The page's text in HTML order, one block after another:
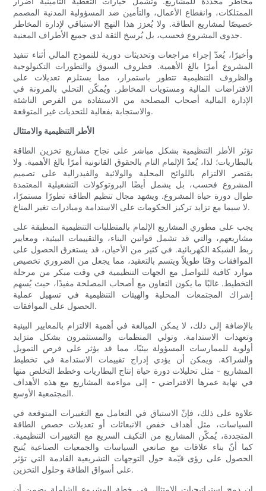
الممتلكات، وانقطاع الأعمال، والتأمين ضد المسؤولية المدنية المصمم
خصيصًا لمشاريع الطاقة. ولا يُعزز هذا النهج الاستباقي لإدارة المخاطر
جدوى المشروع فحسب، بل يُرسخ الثقة لدى جميع الأطراف المعنية.
وأخيرًا، يُعدّ إجراء مراجعات وتحديثات دورية للنموذج المالي أثناء تنفيذ
المشروع أمرًا بالغ الأهمية. فظروف السوق والتطورات التكنولوجية
والظروف التنظيمية تتطور باستمرار، مما يستلزم تعديلات على
الافتراضات المالية ومستويات المخاطر. ويُمكّن التحلي بالمرونة في
الإدارة المالية أصحاب المصلحة من الاستفادة من الفرص الناشئة
والاستجابة بفعالية للتحديات غير المتوقعة.
الأطر التنظيمية والامتثال
تؤثر الأطر التنظيمية بشكل مباشر على نجاح مشاريع تخزين الطاقة
بالبطاريات؛ لذا، يُعدّ الإلمام التام بالحقوق القانونية أمرًا بالغ الأهمية. ولا
يقتصر الالتزام باللوائح المحلية والولائية والفيدرالية على تصميم
المشروع فحسب، بل يشمل أيضًا البروتوكولات التشغيلية المعتمدة
طوال دورة حياة المشروع. ويشهد مجال تنظيم الطاقة تطورًا مستمرًا،
لا سيما مع تزايد تركيز الحكومات على الاستدامة ومبادرات تغير المناخ.
يجب على مطوري المشاريع الإلمام بالمتطلبات التنظيمية المطبقة على
مشاريعهم، والتي قد تشمل قوانين البناء، والتقييمات البيئية، ومعايير
ربط الشبكة الكهربائية. في كثير من الأحيان، قد يستغرق الحصول على
الموافقات وقتًا طويلاً ويتسم بالتعقيد، مما يجعل من الضروري تخصيص
موارد كافية للتواصل مع الجهات التنظيمية في وقت مبكر من مرحلة
التخطيط. غالبًا ما يكون التعاون مع أصحاب المصلحة مفيدًا، حيث يُسهم
إشراك المجتمعات المحلية والهيئات التنظيمية في تسهيل عملية
الحصول على الموافقات.
بالإضافة إلى ذلك، لا يمكن المبالغة في أهمية الالتزام بالمعايير البيئية
وتعهدات الاستدامة. وتولي المنظمات والمستثمرون بشكل متزايد
أولوية للممارسات المسؤولة بيئيًا، مما قد يؤثر على فرص التمويل
والشراكة. ويمكن أن يؤدي إدراج تقييمات الاستدامة في تخطيط
المشاريع - مثل تحليلات دورة حياة إنتاج البطاريات وخطط التخلص منها
في نهاية عمرها الافتراضي - إلى مواءمة المشاريع مع هذه الأهداف
المجتمعية الأوسع.
علاوة على ذلك، فإنّ الاستباق في التعامل مع التغييرات المتوقعة في
السياسات، مثل أهداف خفض الانبعاثات أو تعديلات حصص الطاقة
المتجددة، يُمكّن المشاريع من التكيف السريع مع التغييرات التنظيمية.
كما أنّ بناء علاقات مع صانعي السياسات والجمعيات الصناعية يُتيح
الحصول على رؤى قيّمة حول التوجهات التشريعية القادمة التي تؤثر
على أسواق الطاقة وحلول التخزين.
إن دمج استراتيجيات الامتثال في خطة المشروع الشاملة يضمن أن